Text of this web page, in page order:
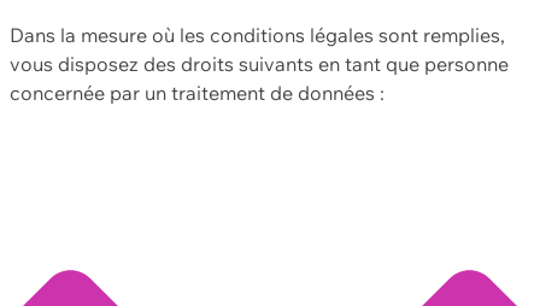
Dans la mesure où les conditions légales sont remplies,
vous disposez des droits suivants en tant que personne
concernée par un traitement de données :